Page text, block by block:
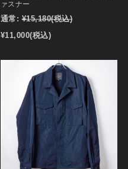
ァスナー
通常: ¥15,180(税込)
¥11,000(税込)